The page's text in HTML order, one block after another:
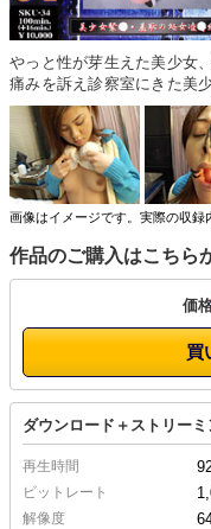
やっと性が芽生えた美少女
痛みを訴え診察室にきた美
めを受ける。口腔内検査、
女への悪戯は続く。上半身
股間への恥責め。逆海老縛
抵抗の少女を襲う執拗なス
ぼみの演技ではない真の被
女が泣き、喚き、涙でボロ
画像はイメージです。実際の収録
作品のご購入はこちら
価
買
ダウンロード＋ストリーミ
再生時間
ビットレート
解像度